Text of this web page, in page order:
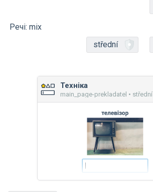
Речі: mix
střední
Техніка
main_page-prekladatel • střední